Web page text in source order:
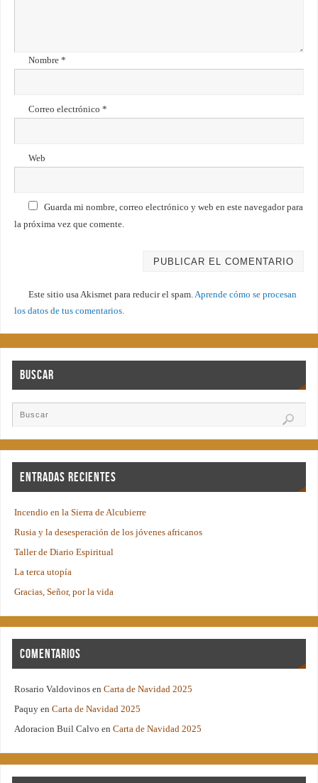
Nombre *
Correo electrónico *
Web
Guarda mi nombre, correo electrónico y web en este navegador para
la próxima vez que comente.
Este sitio usa Akismet para reducir el spam.Aprende cómo se procesan
los datos de tus comentarios.
Buscar
Entradas recientes
Incendio en la Sierra de Alcubierre
Rusia y la desesperación de los jóvenes africanos
Taller de Diario Espiritual
La terca utopía
Gracias, Señor, por la vida
Comentarios
Rosario Valdovinos enCarta de Navidad 2025
Paquy enCarta de Navidad 2025
Adoracion Buil Calvo enCarta de Navidad 2025